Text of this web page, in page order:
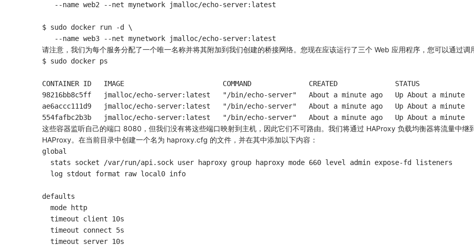
   --name web2 --net mynetwork jmalloc/echo-server:latest
$ sudo docker run -d \
请注意，我们为每个服务分配了一个唯一名称并将其附加到我们创建的桥接网络。您现在应该运行了三个 Web 应用程序，您可以通过
$ sudo docker ps
CONTAINER ID   IMAGE                        COMMAND              CREATED              STATUS
98216bb8c5ff   jmalloc/echo-server:latest   "/bin/echo-server"   About a minute ago   Up About a minute
ae6accc111d9   jmalloc/echo-server:latest   "/bin/echo-server"   About a minute ago   Up About a minute
这些容器监听自己的端口 8080，但我们没有将这些端口映射到主机，因此它们不可路由。我们将通过 HAProxy 负载均衡器将流量中继
HAProxy。在当前目录中创建一个名为 haproxy.cfg 的文件，并在其中添加以下内容：
global
  stats socket /var/run/api.sock user haproxy group haproxy mode 660 level admin expose-fd listeners
  log stdout format raw local0 info
defaults
  mode http
  timeout client 10s
  timeout connect 5s
  timeout server 10s